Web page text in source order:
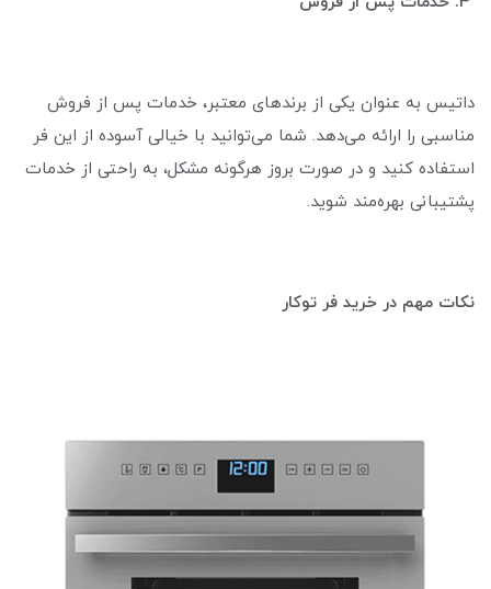
داتیس به عنوان یکی از برندهای معتبر، خدمات پس از فروش
مناسبی را ارائه می‌دهد. شما می‌توانید با خیالی آسوده از این فر
استفاده کنید و در صورت بروز هرگونه مشکل، به راحتی از خدمات
پشتیبانی بهره‌مند شوید.
نکات مهم در خرید فر توکار